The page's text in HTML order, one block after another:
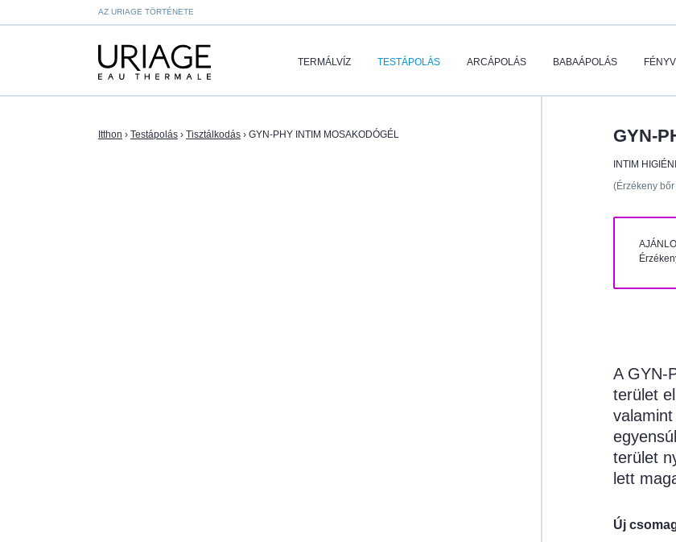
AZ URIAGE TÖRTÉNETE
TERMÁLVÍZ TESTÁPOLÁS ARCÁPOLÁS BABAÁPOLÁS
Itthon › Testápolás › Tisztálkodás › GYN-PHY INTIM MOSAKODÓGÉL GYN-
INTIM
(Érzékeny
A GYN-
terület
terület
lett
Új